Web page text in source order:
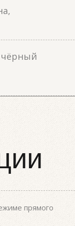
чёрный
прямого